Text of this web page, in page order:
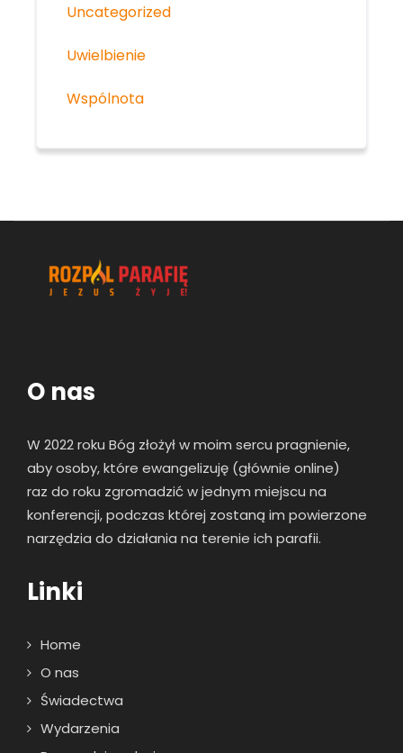
Uncategorized
Uwielbienie
Wspólnota
O nas
W 2022 roku Bóg złożył w moim sercu pragnienie,
aby osoby, które ewangelizuję (głównie online)
raz do roku zgromadzić w jednym miejscu na
konferencji, podczas której zostaną im powierzone
narzędzia do działania na terenie ich parafii.
Linki
Home
O nas
Świadectwa
Wydarzenia